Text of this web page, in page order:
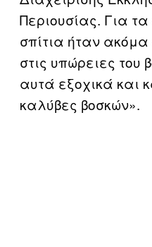
Περιουσίας. Για
σπίτια ήταν
στις υπώρειες του
αυτά εξοχικά και
καλύβες βοσκών».